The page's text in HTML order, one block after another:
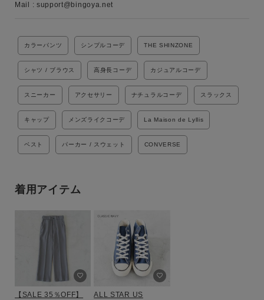
Mail : support@bingoya.net
カラーパンツ シンプルコーデ THE SHINZONE
シャツ / ブラウス 高身長コーデ カジュアルコーデ
スニーカー アクセサリー ナチュラルコーデ スラックス
キャップ メンズライクコーデ La Maison de Lyllis
ベスト パーカー / スウェット CONVERSE
着用アイテム
【SALE 35％OFF】
ALL STAR US